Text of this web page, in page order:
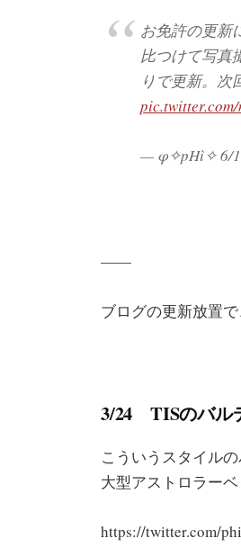
お免許の更新
比つけて写真
りで更新。次
pic.twitter.com/
— φ✧pHì✧ 6/
——
ブログの更新放置
3/24 TISのバル
こういうスタイル
大型アストロラー
https://twitter.com/